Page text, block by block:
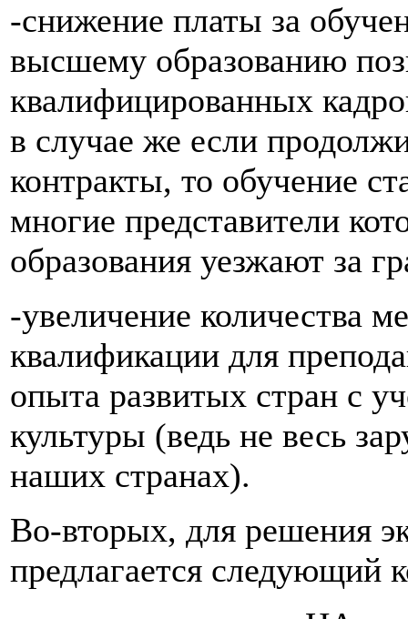
-снижение платы за
высшему образованию
квалифицированных
в случае же если
контракты, то обучение
многие представители
образования уезжают за
-увеличение количества
квалификации для
опыта развитых стран с
культуры (ведь не весь
наших странах).
Во-вторых, для решения
предлагается следующий